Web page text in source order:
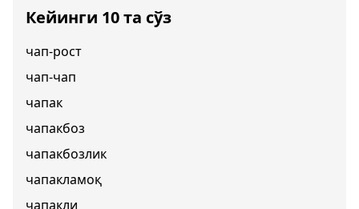
Кейинги 10 та сўз
чап-рост
чап-чап
чапак
чапакбоз
чапакбозлик
чапакламоқ
чапакли